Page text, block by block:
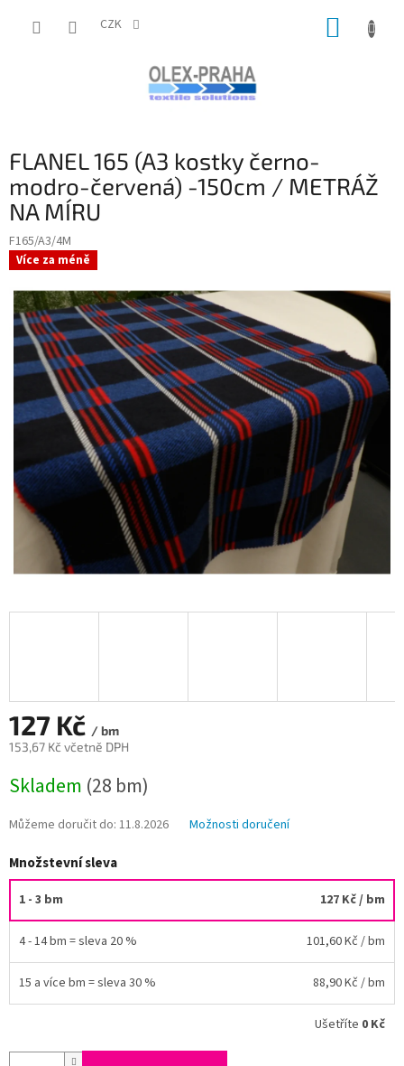
CZK
FLANEL 165 (A3 kostky černo-
modro-červená) -150cm / METRÁŽ
NA MÍRU
F165/A3/4M
Více za méně
127 Kč / bm
153,67 Kč včetně DPH
cena:
Skladem (28 bm)
Můžeme doručit do: 11.8.2026 Možnosti doručení
Množstevní sleva
1 - 3 bm 127 Kč/ bm
4 - 14 bm = sleva 20 % 101,60 Kč / bm
15 a více bm = sleva 30 % 88,90 Kč / bm
Ušetříte 0 Kč